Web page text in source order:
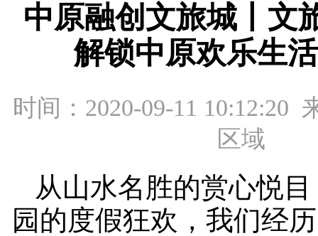
中原融创文旅城丨文
解锁中原欢乐生
时间：2020-09-11 10:12:20
区域
从山水名胜的赏心悦
园的度假狂欢，我们经